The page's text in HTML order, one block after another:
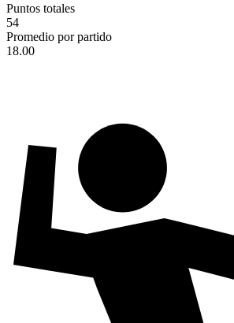
Puntos totales
54
Promedio por partido
18.00